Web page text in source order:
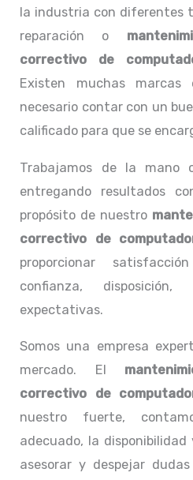
la industria con diferentes
reparación o
correctivo de
Existen muchas
necesario contar con un
calificado para que se
Trabajamos de la mano
entregando resultados
propósito de nuestro
correctivo de
proporcionar
confianza,
expectativas.
Somos una empresa
mercado. El
correctivo de
nuestro fuerte,
adecuado, la
asesorar y despejar